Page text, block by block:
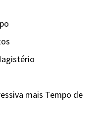
mais Tempo de